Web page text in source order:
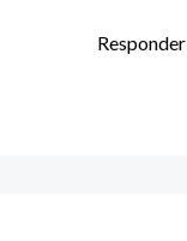
Responder